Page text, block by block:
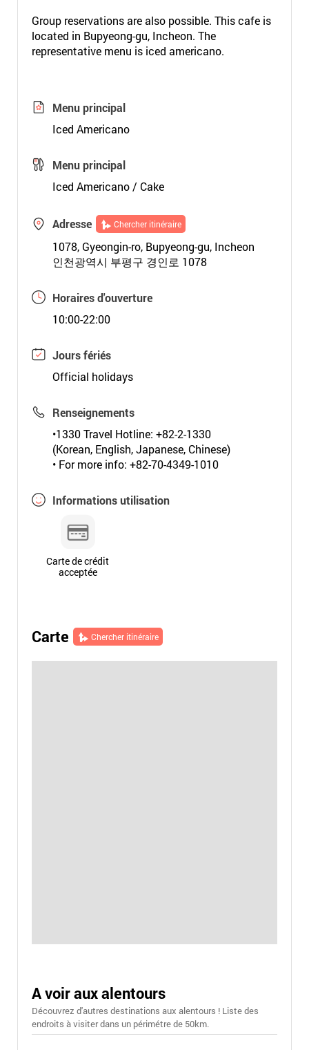
Group reservations are also possible. This cafe is
located in Bupyeong-gu, Incheon. The
representative menu is iced americano.
Menu principal
Iced Americano
Menu principal
Iced Americano / Cake
Adresse Chercher itinéraire
1078, Gyeongin-ro, Bupyeong-gu, Incheon
인천광역시 부평구 경인로 1078
Horaires d'ouverture
10:00-22:00
Jours fériés
Official holidays
Renseignements
•1330 Travel Hotline: +82-2-1330
(Korean, English, Japanese, Chinese)
• For more info: +82-70-4349-1010
Informations utilisation
Carte de crédit
acceptée
Carte Chercher itinéraire
A voir aux alentours
Découvrez d'autres destinations aux alentours ! Liste des
endroits à visiter dans un périmétre de 50km.